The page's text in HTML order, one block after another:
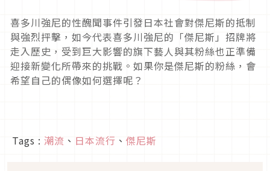
喜多川強尼的性醜聞事件引發日本社會對傑尼斯的抵制
與強烈抨擊，如今代表喜多川強尼的「傑尼斯」招牌將
走入歷史，受到巨大影響的旗下藝人與其粉絲也正準備
迎接新變化所帶來的挑戰。如果你是傑尼斯的粉絲，會
希望自己的偶像如何選擇呢？
Tags : 潮流 、 日本流行 、 傑尼斯